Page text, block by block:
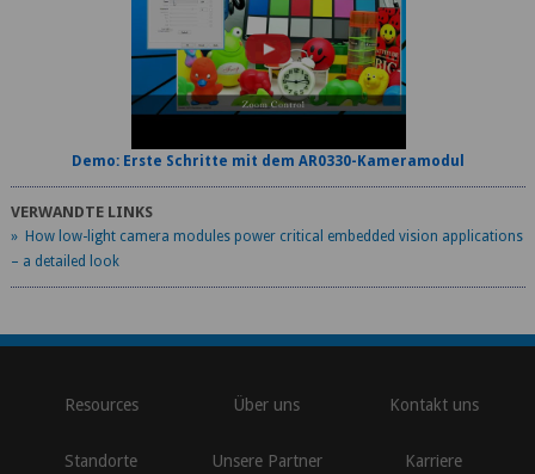
Demo: Erste Schritte mit dem AR0330-Kameramodul
VERWANDTE LINKS
» How low-light camera modules power critical embedded vision applications
– a detailed look
Resources Über uns Kontakt uns
Standorte Unsere Partner Karriere
\